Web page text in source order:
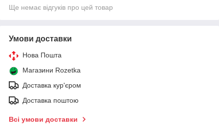
Ще немає відгуків про цей товар
Умови доставки
Нова Пошта
Магазини Rozetka
Доставка кур'єром
Доставка поштою
Всі умови доставки